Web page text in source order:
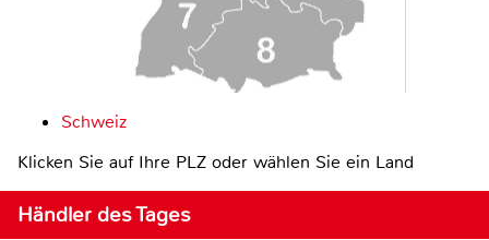
Schweiz
Klicken Sie auf Ihre PLZ oder wählen Sie ein Land
Händler des Tages